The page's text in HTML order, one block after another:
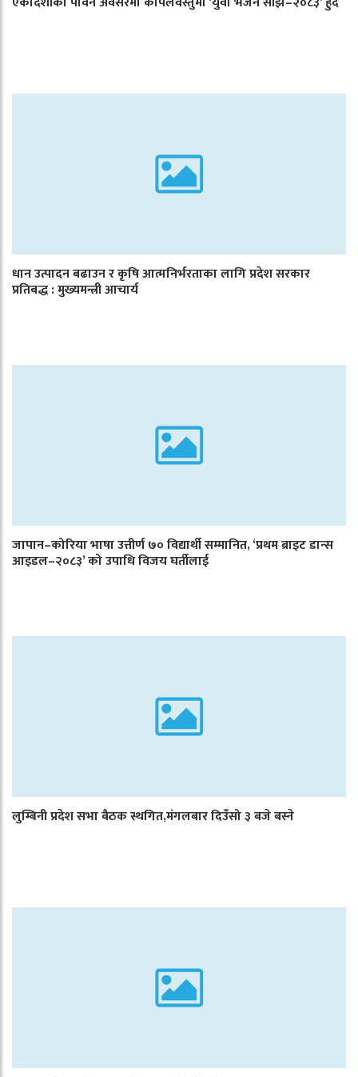
धान उत्पादन बढाउन र कृषि आत्मनिर्भरताका लागि प्रदेश सरकार
प्रतिबद्ध : मुख्यमन्त्री आचार्य
जापान–कोरिया भाषा उत्तीर्ण ७० विद्यार्थी सम्मानित, ‘प्रथम ब्राइट डान्स
आइडल–२०८३’ को उपाधि विजय घर्तीलाई
लुम्बिनी प्रदेश सभा बैठक स्थगित,मंगलबार दिउँसो ३ बजे बस्ने